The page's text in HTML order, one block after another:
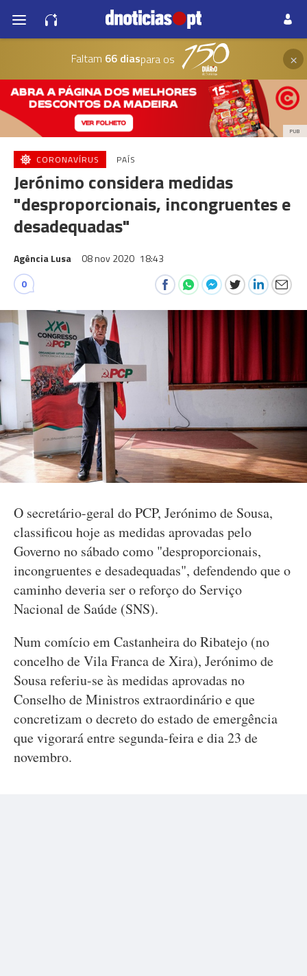
Faltam 66 diaspara os ×
PUB
CORONAVÍRUS PAÍS
Jerónimo considera medidas
"desproporcionais, incongruentes e
desadequadas"
Agência Lusa 08 nov 2020 18:43
0
O secretário-geral do PCP, Jerónimo de Sousa,
classificou hoje as medidas aprovadas pelo
Governo no sábado como "desproporcionais,
incongruentes e desadequadas", defendendo que o
caminho deveria ser o reforço do Serviço
Nacional de Saúde (SNS).
Num comício em Castanheira do Ribatejo (no
concelho de Vila Franca de Xira), Jerónimo de
Sousa referiu-se às medidas aprovadas no
Conselho de Ministros extraordinário e que
concretizam o decreto do estado de emergência
que vigorará entre segunda-feira e dia 23 de
novembro.